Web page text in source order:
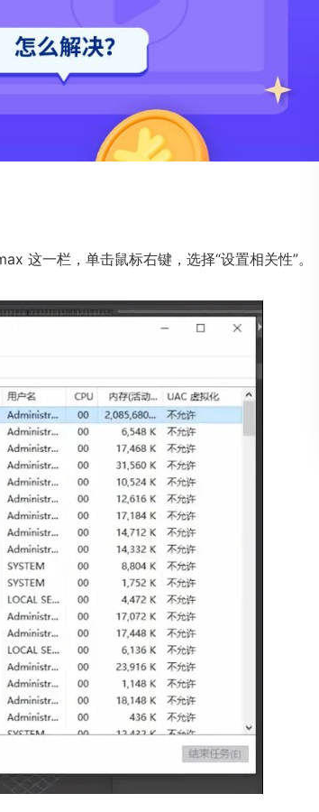
这一栏，单击鼠标右键，选择“设置相关性”。